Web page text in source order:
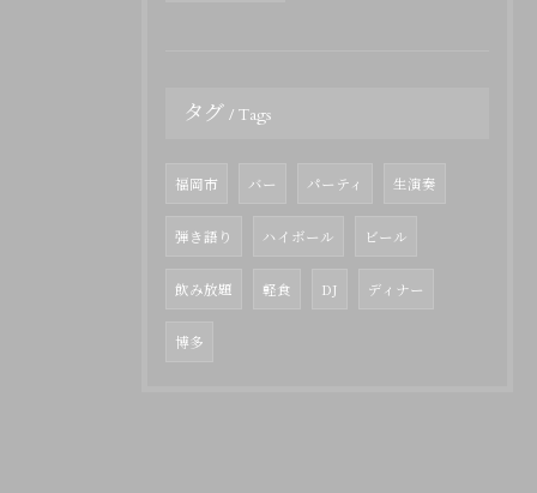
タグ Tags
福岡市 バー パーティ 生演奏
弾き語り ハイボール ビール
飲み放題 軽食 DJ ディナー
博多